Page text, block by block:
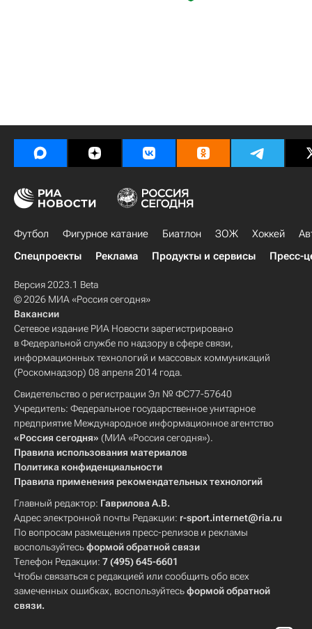
Футбол Фигурное катание Биатлон ЗОЖ Хоккей
Спецпроекты
Реклама Продукты и сервисы Пресс-
Версия 2023.1 Beta
© 2026 МИА «Россия сегодня»
Вакансии
Сетевое издание РИА Новости зарегистрировано
в Федеральной службе по надзору в сфере связи,
информационных технологий и массовых коммуникаций
(Роскомнадзор) 08 апреля 2014 года.
Свидетельство о регистрации Эл № ФС77-57640
Учредитель: Федеральное государственное унитарное
предприятие Международное информационное агентство
«Россия сегодня» (МИА «Россия сегодня»).
Правила использования материалов
Политика конфиденциальности
Правила применения рекомендательных технологий
Главный редактор: Гаврилова А.В.
Адрес электронной почты Редакции: r-sport.internet@ria.ru
По вопросам размещения пресс-релизов и рекламы
воспользуйтесьформой обратной связи
Телефон Редакции: 7 (495) 645-6601
Чтобы связаться с редакцией или сообщить обо всех
замеченных ошибках, воспользуйтесьформой обратной
связи.